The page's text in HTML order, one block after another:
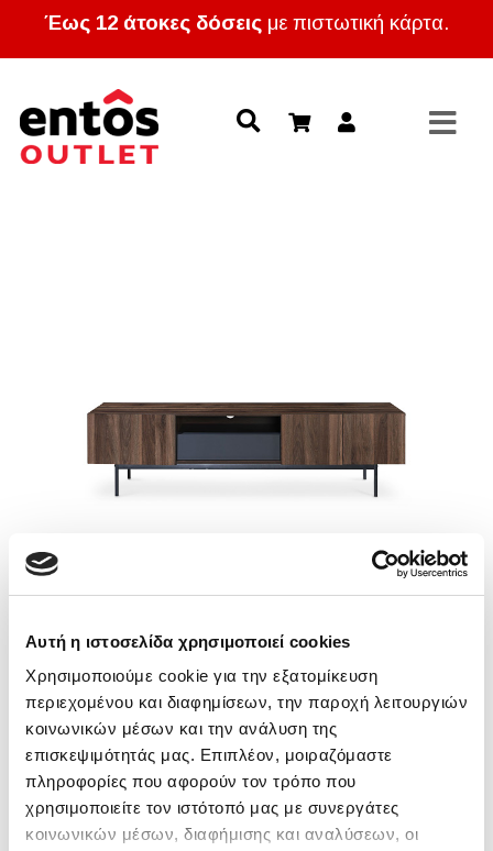
Αυτή η ιστοσελίδα χρησιμοποιεί cookies
Χρησιμοποιούμε cookie για την εξατομίκευση
περιεχομένου και διαφημίσεων, την παροχή λειτουργιών
κοινωνικών μέσων και την ανάλυση της
επισκεψιμότητάς μας. Επιπλέον, μοιραζόμαστε
πληροφορίες που αφορούν τον τρόπο που
χρησιμοποιείτε τον ιστότοπό μας με συνεργάτες
κοινωνικών μέσων, διαφήμισης και αναλύσεων, οι
Έως 12 άτοκες δόσεις με πιστωτική κάρτα.
235,00 €
Διαθεσιμότητα: Διαθέσιμο κατόπιν
παραγγελίας
Ποσότητα: